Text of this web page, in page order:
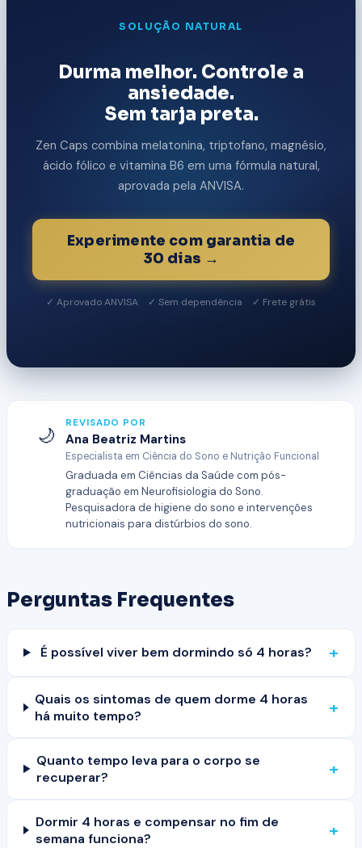
SOLUÇÃO NATURAL
Durma melhor. Controle a
ansiedade.
Sem tarja preta.
Zen Caps combina melatonina, triptofano, magnésio,
ácido fólico e vitamina B6 em uma fórmula natural,
aprovada pela ANVISA.
Experimente com garantia de
30 dias →
✓ Aprovado ANVISA ✓ Sem dependência ✓ Frete grátis
🌙
REVISADO POR
Ana Beatriz Martins
Especialista em Ciência do Sono e Nutrição Funcional
Graduada em Ciências da Saúde com pós-
graduação em Neurofisiologia do Sono.
Pesquisadora de higiene do sono e intervenções
nutricionais para distúrbios do sono.
Perguntas Frequentes
É possível viver bem dormindo só 4 horas? +
Quais os sintomas de quem dorme 4 horas
há muito tempo?
+
Quanto tempo leva para o corpo se
recuperar?
+
Dormir 4 horas e compensar no fim de
semana funciona?
+